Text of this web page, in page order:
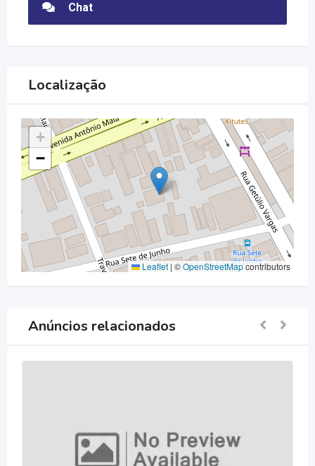
Chat
Localização
+
−
Leaflet | ©OpenStreetMapcontributors
Anúncios relacionados